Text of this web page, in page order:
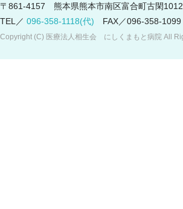
〒861-4157 熊本県熊本市南区富合町古閑1012
TEL／ 096-358-1118(代) FAX／096-358-1099
Copyright (C) 医療法人相生会 にしくまもと病院 All